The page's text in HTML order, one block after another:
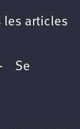
les articles
Se